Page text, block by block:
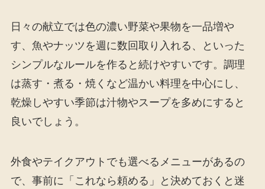
日々の献立では色の濃い野菜や果物を一品増や
す、魚やナッツを週に数回取り入れる、といった
シンプルなルールを作ると続けやすいです。調理
は蒸す・煮る・焼くなど温かい料理を中心にし、
乾燥しやすい季節は汁物やスープを多めにすると
良いでしょう。
外食やテイクアウトでも選べるメニューがあるの
で、事前に「これなら頼める」と決めておくと迷